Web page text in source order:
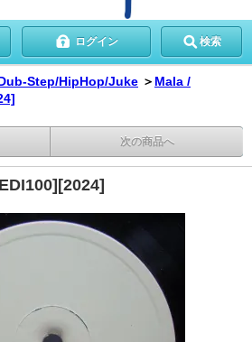
ログイン 検索
Step/HipHop/Juke ＞ Mala /
次の商品へ